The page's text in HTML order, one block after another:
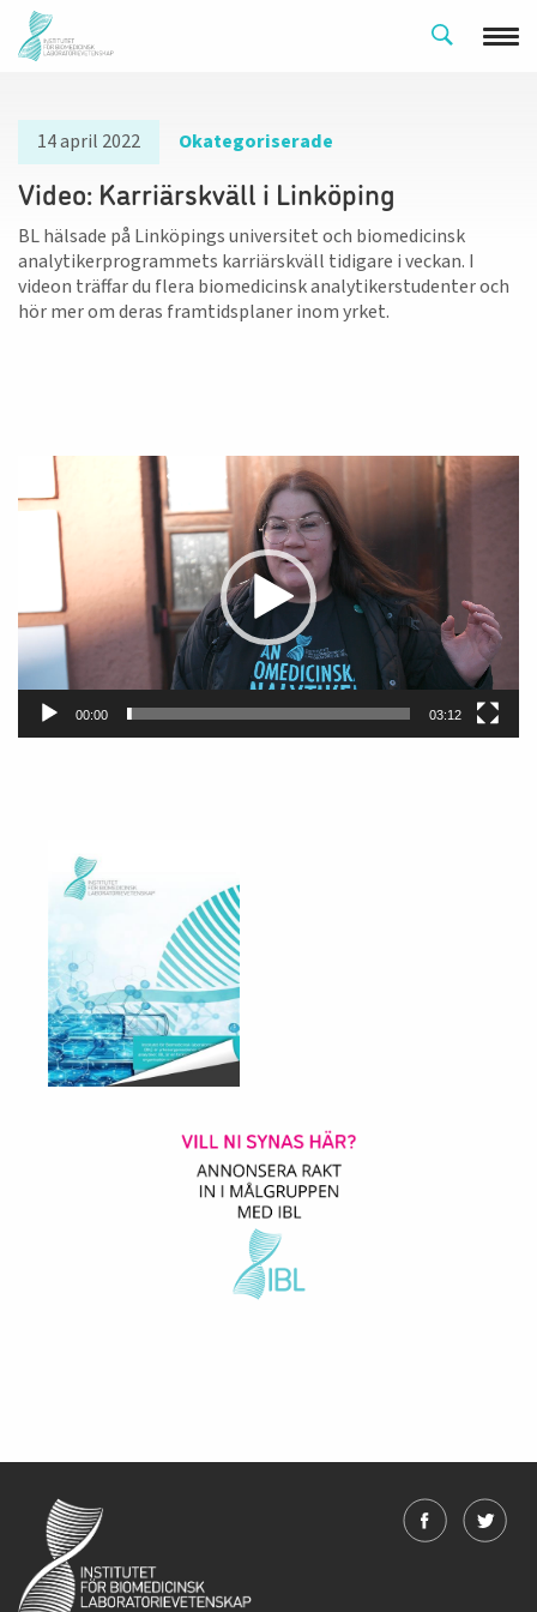
14 april 2022 Okategoriserade
Video: Karriärskväll i Linköping
BL hälsade på Linköpings universitet och biomedicinsk
analytikerprogrammets karriärskväll tidigare i veckan. I
videon träffar du flera biomedicinsk analytikerstudenter och
hör mer om deras framtidsplaner inom yrket.
Videospelare
00:00 03:12